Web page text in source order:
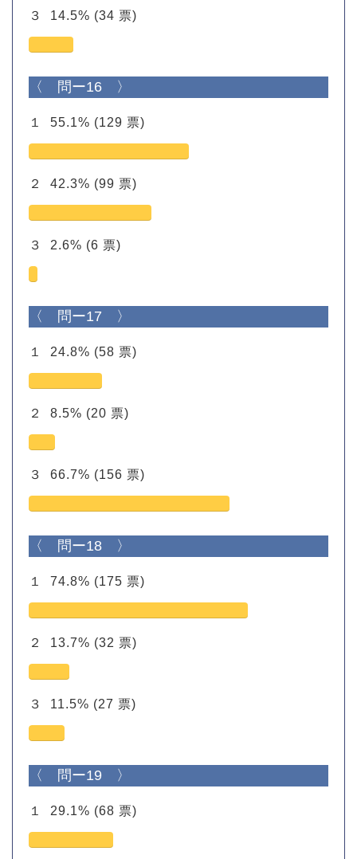
３ 14.5% (34 票)
〈 問ー16 〉
１ 55.1% (129 票)
２ 42.3% (99 票)
３ 2.6% (6 票)
〈 問ー17 〉
１ 24.8% (58 票)
２ 8.5% (20 票)
３ 66.7% (156 票)
〈 問ー18 〉
１ 74.8% (175 票)
２ 13.7% (32 票)
３ 11.5% (27 票)
〈 問ー19 〉
１ 29.1% (68 票)